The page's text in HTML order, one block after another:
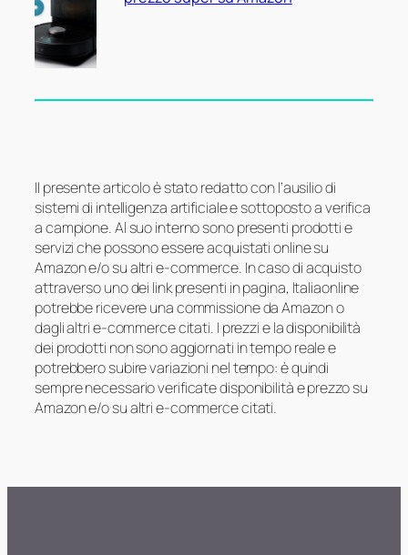
Il presente articolo è stato redatto con l’ausilio di
sistemi di intelligenza artificiale e sottoposto a verifica
a campione. Al suo interno sono presenti prodotti e
servizi che possono essere acquistati online su
Amazon e/o su altri e-commerce. In caso di acquisto
attraverso uno dei link presenti in pagina, Italiaonline
potrebbe ricevere una commissione da Amazon o
dagli altri e-commerce citati. I prezzi e la disponibilità
dei prodotti non sono aggiornati in tempo reale e
potrebbero subire variazioni nel tempo: è quindi
sempre necessario verificate disponibilità e prezzo su
Amazon e/o su altri e-commerce citati.